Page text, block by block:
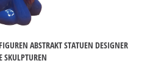
ABSTRAKT STATUEN DESIGNER
SKULPTUREN